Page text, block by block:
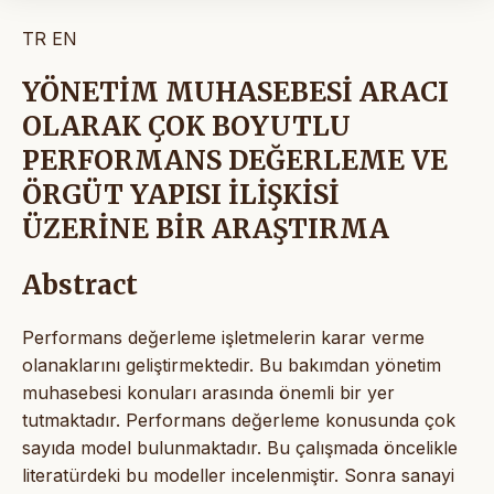
TR EN
YÖNETİM MUHASEBESİ ARACI
OLARAK ÇOK BOYUTLU
PERFORMANS DEĞERLEME VE
ÖRGÜT YAPISI İLİŞKİSİ
ÜZERİNE BİR ARAŞTIRMA
Abstract
Performans değerleme işletmelerin karar verme
olanaklarını geliştirmektedir. Bu bakımdan yönetim
muhasebesi konuları arasında önemli bir yer
tutmaktadır. Performans değerleme konusunda çok
sayıda model bulunmaktadır. Bu çalışmada öncelikle
literatürdeki bu modeller incelenmiştir. Sonra sanayi